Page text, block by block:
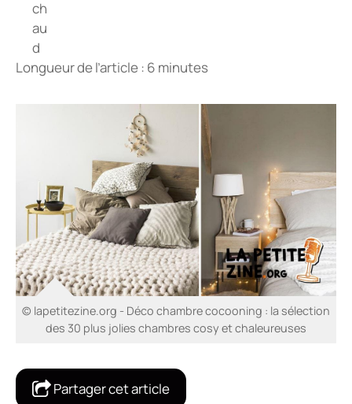
Longueur de l’article : 6 minutes
© lapetitezine.org - Déco chambre cocooning : la sélection
des 30 plus jolies chambres cosy et chaleureuses
Partager cet article